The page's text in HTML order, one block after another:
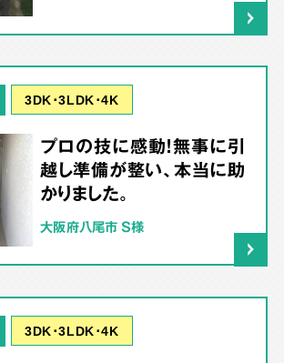
3DK･3LDK･4K
プロの技に感動！無事に引
越し準備が整い、本当に助
かりました。
大阪府八尾市 S様
3DK･3LDK･4K